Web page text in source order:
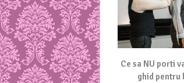
Ce sa NU porti
ghid pentru